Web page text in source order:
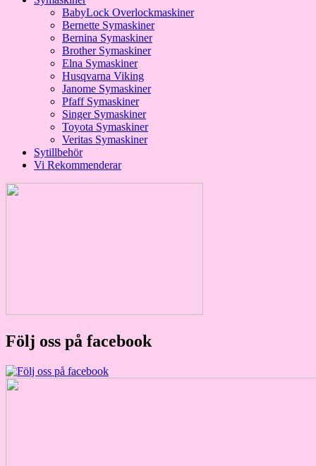
BabyLock Overlockmaskiner
Bernette Symaskiner
Bernina Symaskiner
Brother Symaskiner
Elna Symaskiner
Husqvarna Viking
Janome Symaskiner
Pfaff Symaskiner
Singer Symaskiner
Toyota Symaskiner
Veritas Symaskiner
Sytillbehör
Vi Rekommenderar
Följ oss på facebook